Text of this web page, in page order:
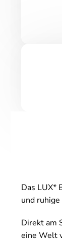
Das LUX*
und ruhige
Direkt am
eine Welt